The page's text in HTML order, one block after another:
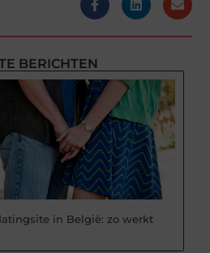
BERICHTEN
in België: zo werkt